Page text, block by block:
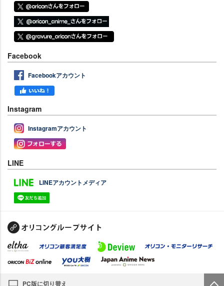
Facebook
Facebookアカウント
Instagram
Instagramアカウント
LINE
LINEアカウントメディア
PC版に切り替え